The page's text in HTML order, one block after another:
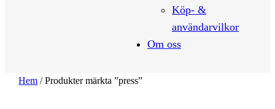
Köp- &
användarvilkor
Om oss
Hem / Produkter märkta ”press”